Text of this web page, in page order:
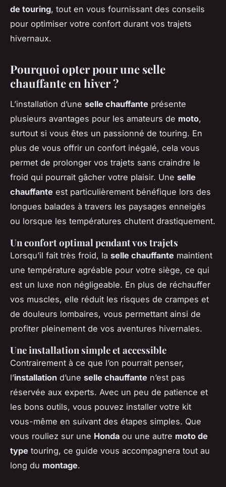
de touring, tout en vous fournissant des conseils
pour optimiser votre confort durant vos trajets
hivernaux.
Pourquoi opter pour une selle
chauffante en hiver ?
L’installation d’une selle chauffante présente
plusieurs avantages pour les amateurs de moto,
surtout si vous êtes un passionné de touring. En
plus de vous offrir un confort inégalé, cela vous
permet de prolonger vos trajets sans craindre le
froid qui pourrait gâcher votre plaisir. Une selle
chauffante est particulièrement bénéfique lors des
longues balades à travers les paysages enneigés
ou lorsque les températures chutent drastiquement.
Un confort optimal pendant vos trajets
Lorsqu’il fait très froid, la selle chauffante maintient
une température agréable pour votre siège, ce qui
est un luxe non négligeable. En plus de réchauffer
vos muscles, elle réduit les risques de crampes et
de douleurs lombaires, vous permettant ainsi de
profiter pleinement de vos aventures hivernales.
Une installation simple et accessible
Contrairement à ce que l’on pourrait penser,
l’installation d’une selle chauffante n’est pas
réservée aux experts. Avec un peu de patience et
les bons outils, vous pouvez installer votre kit
vous-même en suivant des étapes simples. Que
vous rouliez sur une Honda ou une autre moto de
type touring, ce guide vous accompagnera tout au
long du montage.